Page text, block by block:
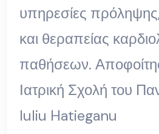
υπηρεσίες
και θεραπείας
παθήσεων.
Ιατρική Σχολή του
Iuliu Hatieganu